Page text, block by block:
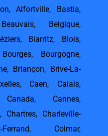
,Alfortville, Bastia,
Beauvais, Belgique,
, Biarritz, Blois,
Bourges, Bourgogne,
, Briançon, Brive-La-
, Caen, Calais,
Canada, Cannes,
, Chartres, Charleville-
Ferrand, Colmar,